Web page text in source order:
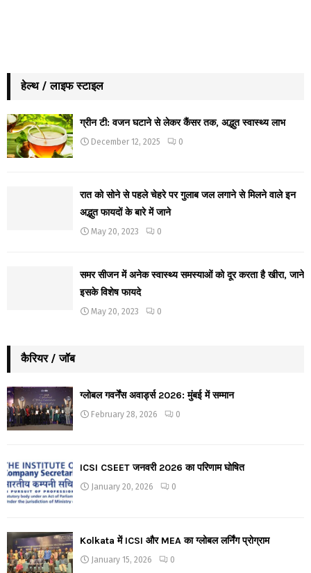
हेल्थ / लाइफ स्टाइल
ग्रीन टी: वजन घटाने से लेकर कैंसर तक, अद्भुत स्वास्थ्य लाभ
December 12, 2025 0
रात को सोने से पहले चेहरे पर गुलाब जल लगाने से मिलने वाले इन
अद्भुत फायदों के बारे में जाने
May 20, 2023 0
समर सीजन में अनेक स्वास्थ्य समस्याओं को दूर करता है खीरा, जाने
इसके विशेष फायदे
May 20, 2023 0
कैरियर / जॉब
ग्लोबल गवर्नेंस अवार्ड्स 2026: मुंबई में सम्मान
February 28, 2026 0
ICSI CSEET जनवरी 2026 का परिणाम घोषित
January 20, 2026 0
Kolkata में ICSI और MEA का ग्लोबल लर्निंग प्रोग्राम
January 15, 2026 0